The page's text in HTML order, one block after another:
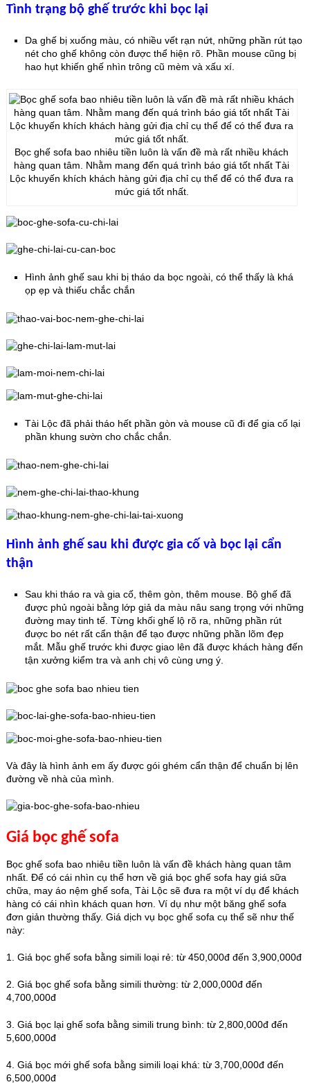
Tình trạng bộ ghế trước khi bọc lại
Da ghế bị xuống màu, có nhiều vết rạn nứt, những phần rút tạo
nét cho ghế không còn được thể hiện rõ. Phần mouse cũng bị
hao hụt khiến ghế nhìn trông cũ mèm và xấu xí.
Bọc ghế sofa bao nhiêu tiền luôn là vấn đề mà rất nhiều khách
hàng quan tâm. Nhằm mang đến quá trình báo giá tốt nhất Tài
Lộc khuyến khích khách hàng gửi địa chỉ cụ thể để có thể đưa ra
mức giá tốt nhất.
Hình ảnh ghế sau khi bị tháo da bọc ngoài, có thể thấy là khá
ọp ẹp và thiếu chắc chắn
Tài Lộc đã phải tháo hết phần gòn và mouse cũ đi để gia cố lại
phần khung sườn cho chắc chắn.
Hình ảnh ghế sau khi được gia cố và bọc lại cẩn
thận
Sau khi tháo ra và gia cố, thêm gòn, thêm mouse. Bộ ghế đã
được phủ ngoài bằng lớp giả da màu nâu sang trọng với những
đường may tinh tế. Từng khối ghế lộ rõ ra, những phần rút
được bo nét rất cẩn thận để tạo được những phần lõm đẹp
mắt. Mẫu ghế trước khi được giao lên đã được khách hàng đến
tận xưởng kiểm tra và anh chị vô cùng ưng ý.
Và đây là hình ảnh em ấy được gói ghém cẩn thận để chuẩn bị lên
đường về nhà của mình.
Giá bọc ghế sofa
Bọc ghế sofa bao nhiêu tiền luôn là vấn đề khách hàng quan tâm
nhất. Để có cái nhìn cụ thể hơn về giá bọc ghế sofa hay giá sữa
chữa, may áo nệm ghế sofa, Tài Lộc sẽ đưa ra một ví dụ để khách
hàng có cái nhìn khách quan hơn. Ví dụ như một băng ghế sofa
đơn giản thường thấy. Giá dịch vụ bọc ghế sofa cụ thể sẽ như thế
này:
1. Giá bọc ghế sofa bằng simili loại rẻ: từ 450,000đ đến 3,900,000đ
2. Giá bọc ghế sofa bằng simili thường: từ 2,000,000đ đến
4,700,000đ
3. Giá bọc lại ghế sofa bằng simili trung bình: từ 2,800,000đ đến
5,600,000đ
4. Giá bọc mới ghế sofa bằng simili loại khá: từ 3,700,000đ đến
6,500,000đ